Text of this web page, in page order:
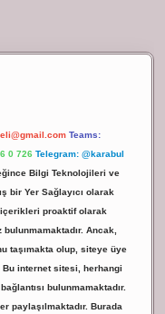
Teams:
0 726 Telegram: @karabul
Bilgi Teknolojileri ve
bir Yer Sağlayıcı olarak
proaktif olarak
Ancak,
taşımakta olup, siteye üye
internet sitesi, herhangi
bulunmamaktadır.
paylaşılmaktadır. Burada